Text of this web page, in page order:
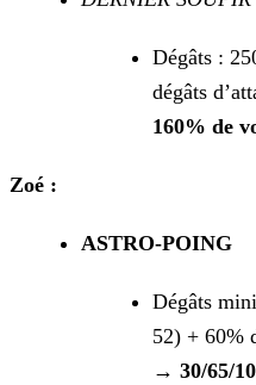
Dégâts :
dégâts
160% de
Zoé :
ASTRO-POING
Dégâts
52) + 60%
→ 30/65/